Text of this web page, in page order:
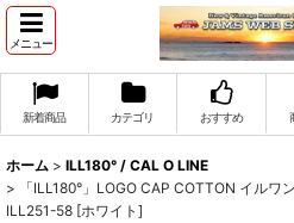
メニュー
新着商品 カテゴリ おすすめ
ホーム > ILL180° / CAL O LINE
>
「ILL180°」LOGO CAP COTTON イルワ
ILL251-58 [ホワイト]